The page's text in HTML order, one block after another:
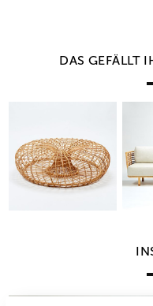
DAS GEFÄLLT